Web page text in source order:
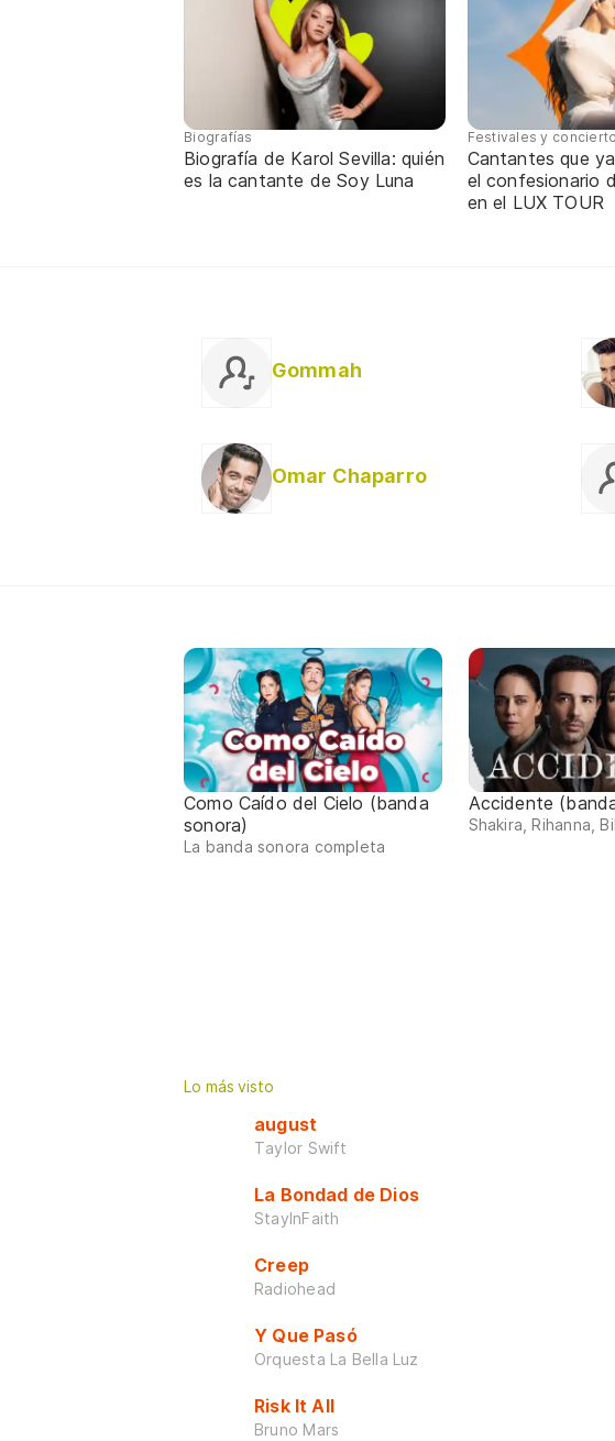
Biografías
Biografía de Karol Sevilla: quién
es la cantante de Soy Luna
Festivales y
Cantantes que
el confesionario
en el LUX TOUR
Gommah
Omar Chaparro
Como Caído del Cielo (banda
sonora)
La banda sonora completa
Accidente
Shakira, Rihanna,
Lo más visto
august
Taylor Swift
La Bondad de Dios
StayInFaith
Creep
Radiohead
Y Que Pasó
Orquesta La Bella Luz
Risk It All
Bruno Mars